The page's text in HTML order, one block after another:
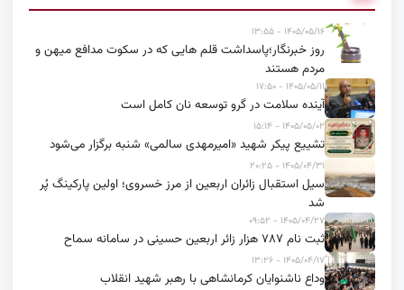
۱۴۰۵/۰۵/۱۶ - ۱۳:۵۵
روز خبرنگار؛پاسداشت قلم هایی که در سکوت مدافع میهن و
مردم هستند
۱۴۰۵/۰۵/۱۱ - ۱۷:۵۰
آینده سلامت در گرو توسعه نان کامل است
۱۴۰۵/۰۵/۰۲ - ۱۵:۱۴
تشییع پیکر شهید «امیرمهدی سالمی» شنبه برگزار می‌شود
۱۴۰۵/۰۴/۳۱ - ۲۰:۲۵
سیل استقبال زائران اربعین از مرز خسروی؛ اولین پارکینگ پُر
شد
۱۴۰۵/۰۴/۲۷ - ۰۹:۵۲
ثبت نام ۷۸۷ هزار زائر اربعین حسینی در سامانه سماح
۱۴۰۵/۰۴/۱۷ - ۱۳:۲۶
وداع ناشنوایان کرمانشاهی با رهبر شهید انقلاب